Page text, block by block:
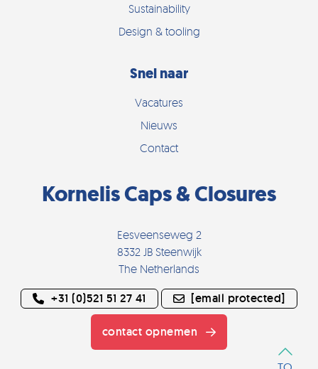
Sustainability
Design & tooling
Snel naar
Vacatures
Nieuws
Contact
Kornelis Caps & Closures
Eesveenseweg 2
8332 JB Steenwijk
The Netherlands
+31 (0)521 51 27 41 [email protected]
contact opnemen